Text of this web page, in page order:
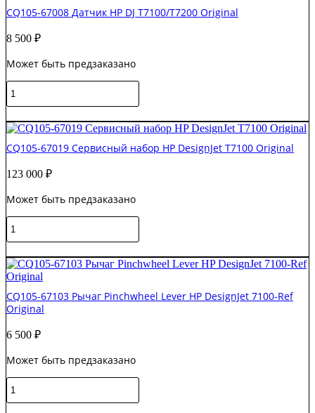
HP
T7100
CQ105-67008 Датчик HP DJ T7100/T7200 Original
8 500 ₽
Может быть предзаказано
Количество
товара
67008
Датчик
HP
T7100/T7200
CQ105-67019 Сервисный набор HP DesignJet T7100 Original
123 000 ₽
Может быть предзаказано
Количество
товара
67019
Сервисный
набор
HP
DesignJet
Original
CQ105-67103 Рычаг Pinchwheel Lever HP DesignJet 7100-Ref
Original
6 500 ₽
Может быть предзаказано
Количество
товара